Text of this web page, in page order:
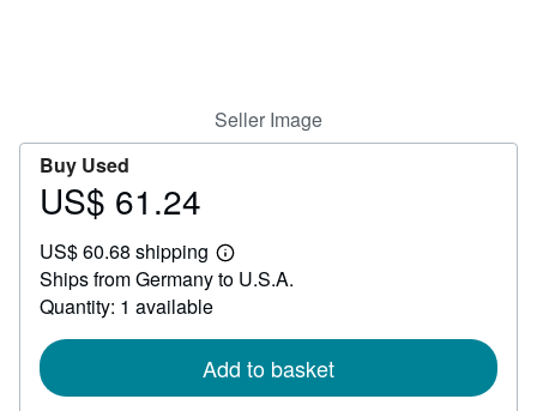
Seller Image
Buy Used
Price
61.24
US$ 61.24
US$ 60.68 shipping
Learn
more
Ships from Germany to U.S.A.
Quantity: 1 available
Add to basket